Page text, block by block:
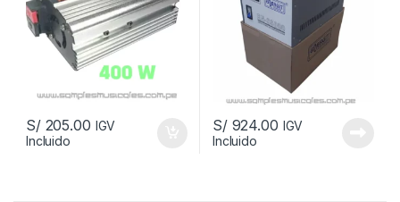
S/205.00 IGV
Incluido
S/924.00 IGV
Incluido